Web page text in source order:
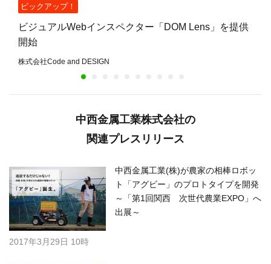
ピックアップ！
ビジュアルWebインスペクター「DOM Lens」を提供
開始
株式会社Code and DESIGN
中西金属工業株式会社の
関連プレスリリース
中西金属工業(株)が農家の相棒ロボッ
ト「アグビー」のプロトタイプを開発
～「第1回関西 次世代農業EXPO」へ
出展～
2017年3月29日 10時